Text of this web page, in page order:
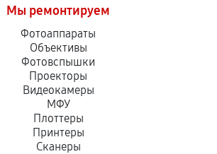
Мы ремонтируем
Фотоаппараты
Объективы
Фотовспышки
Проекторы
Видеокамеры
МФУ
Плоттеры
Принтеры
Сканеры